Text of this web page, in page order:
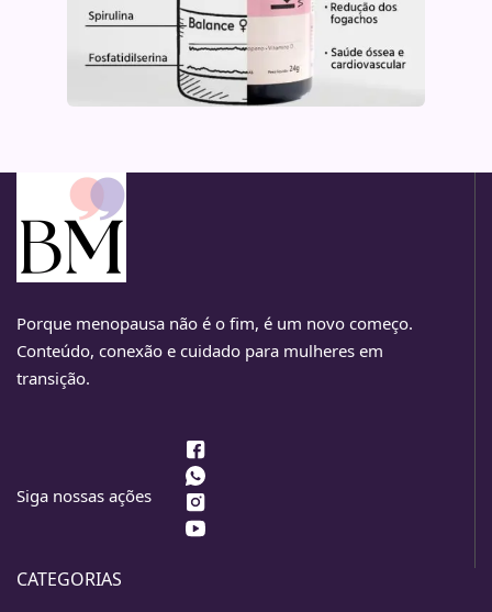
Porque menopausa não é o fim, é um novo começo.
Conteúdo, conexão e cuidado para mulheres em
transição.
Siga nossas ações
CATEGORIAS